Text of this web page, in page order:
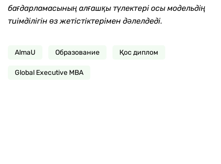
бағдарламасының алғашқы түлектері осы модельдің
тиімділігін өз жетістіктерімен дәлелдеді.
AlmaU Образование Қос диплом
Global Executive MBA